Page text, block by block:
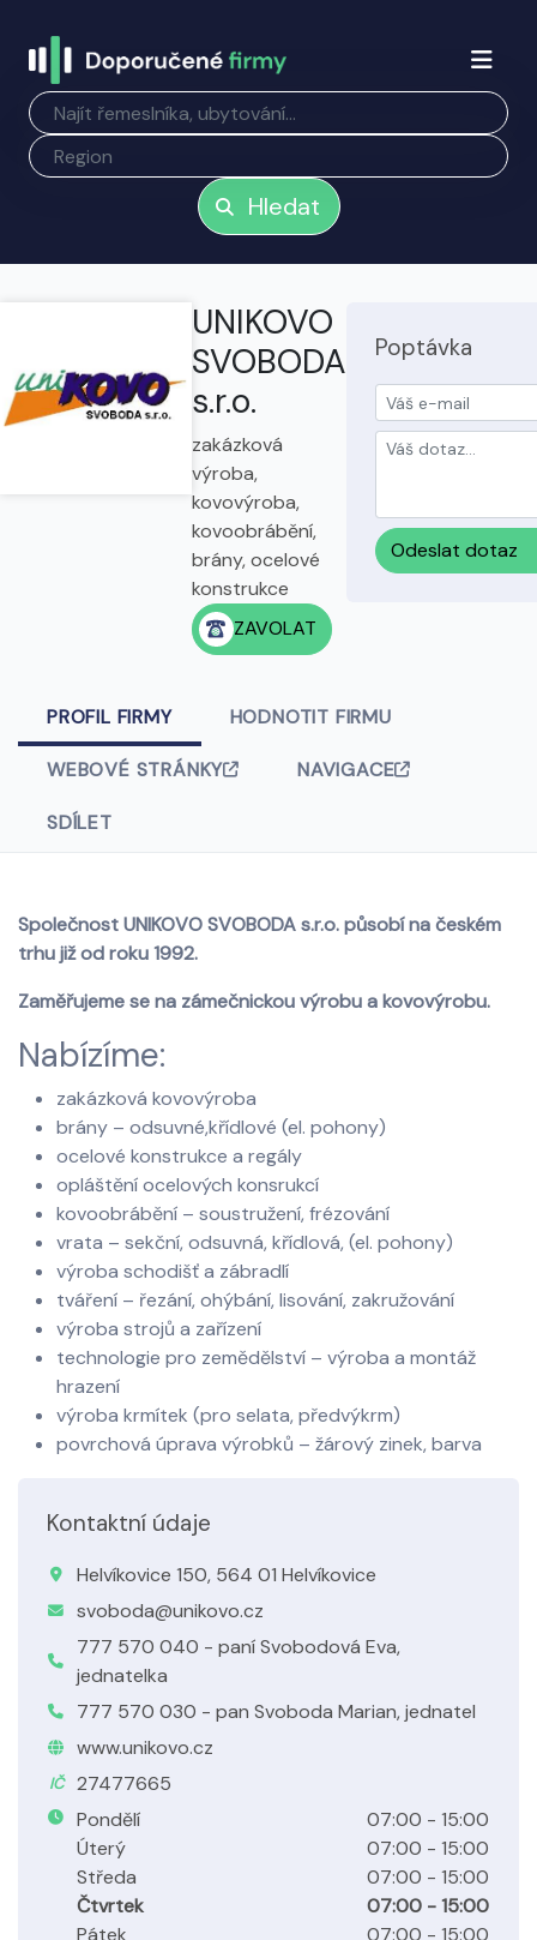
Hledat
UNIKOVO
SVOBODA
s.r.o.
zakázková
výroba,
kovovýroba,
kovoobrábění,
brány, ocelové
konstrukce
ZAVOLAT
Poptávka
Odeslat dotaz
PROFIL FIRMY HODNOTIT FIRMU
WEBOVÉ STRÁNKY NAVIGACE
SDÍLET
Společnost UNIKOVO SVOBODA s.r.o. působí na českém
trhu již od roku 1992.
Zaměřujeme se na zámečnickou výrobu a kovovýrobu.
Nabízíme:
zakázková kovovýroba
brány – odsuvné,křídlové (el. pohony)
ocelové konstrukce a regály
opláštění ocelových konsrukcí
kovoobrábění – soustružení, frézování
vrata – sekční, odsuvná, křídlová, (el. pohony)
výroba schodišť a zábradlí
tváření – řezání, ohýbání, lisování, zakružování
výroba strojů a zařízení
technologie pro zemědělství – výroba a montáž
hrazení
výroba krmítek (pro selata, předvýkrm)
povrchová úprava výrobků – žárový zinek, barva
Kontaktní údaje
Helvíkovice 150, 564 01 Helvíkovice
svoboda@unikovo.cz
777 570 040 - paní Svobodová Eva,
jednatelka
777 570 030 - pan Svoboda Marian, jednatel
www.unikovo.cz
IČ
27477665
Pondělí
07:00 - 15:00
Úterý
07:00 - 15:00
Středa
07:00 - 15:00
Čtvrtek
07:00 - 15:00
Pátek
07:00 - 15:00